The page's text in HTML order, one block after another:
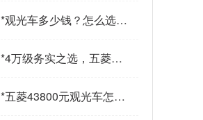
14座观光车——购车指南
请查收…
*观光车多少钱？怎么选？
答案…
*4万级务实之选，五菱
与性价比…
*五菱43800元观光车怎么